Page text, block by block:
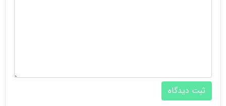
ثبت دیدگاه